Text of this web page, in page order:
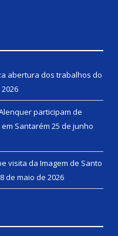
abertura dos trabalhos do
participam de
Santarém 25 de junho
visita da Imagem de Santo
de maio de 2026